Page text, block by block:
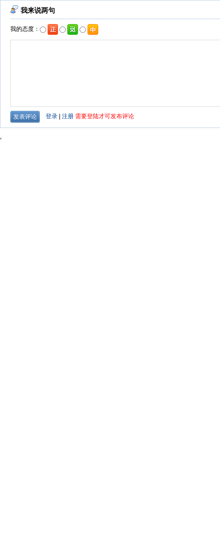
我来说两句
我的态度：
登录 注册 需要登陆才可发布评论